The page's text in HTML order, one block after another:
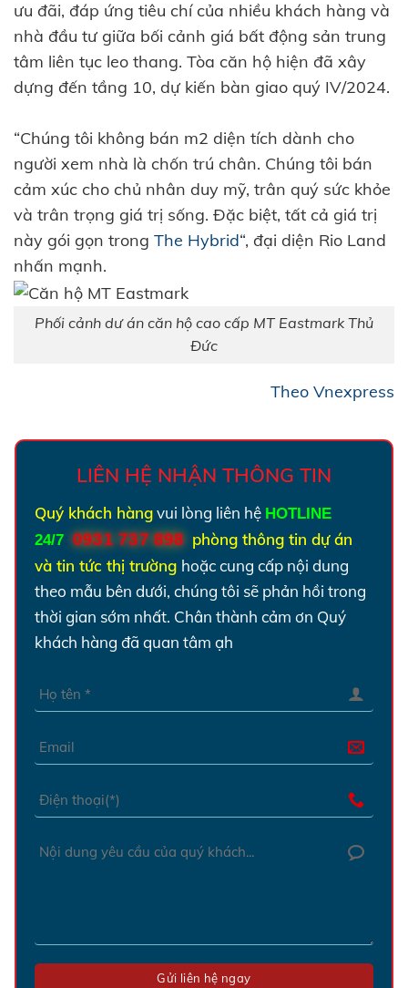
ưu đãi, đáp ứng tiêu chí của nhiều khách hàng và
nhà đầu tư giữa bối cảnh giá bất động sản trung
tâm liên tục leo thang. Tòa căn hộ hiện đã xây
dựng đến tầng 10, dự kiến bàn giao quý IV/2024.
“Chúng tôi không bán m2 diện tích dành cho
người xem nhà là chốn trú chân. Chúng tôi bán
cảm xúc cho chủ nhân duy mỹ, trân quý sức khỏe
và trân trọng giá trị sống. Đặc biệt, tất cả giá trị
này gói gọn trong The Hybrid“, đại diện Rio Land
nhấn mạnh.
Phối cảnh dư án căn hộ cao cấp MT Eastmark Thủ
Đức
Theo Vnexpress
LIÊN HỆ NHẬN THÔNG TIN
Quý khách hàngvui lòng liên hệ HOTLINE
24/7 0931 737 898 phòng thông tin dự án
và tin tức thị trường hoặc cung cấp nội dung
theo mẫu bên dưới, chúng tôi sẽ phản hồi trong
thời gian sớm nhất. Chân thành cảm ơn Quý
khách hàng đã quan tâm ạh